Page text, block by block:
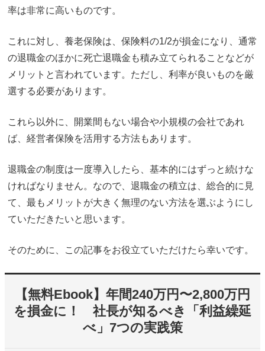
率は非常に高いものです。
これに対し、養老保険は、保険料の1/2が損金になり、通常
の退職金のほかに死亡退職金も積み立てられることなどが
メリットと言われています。ただし、利率が良いものを厳
選する必要があります。
これら以外に、開業間もない場合や小規模の会社であれ
ば、経営者保険を活用する方法もあります。
退職金の制度は一度導入したら、基本的にはずっと続けな
ければなりません。なので、退職金の積立は、総合的に見
て、最もメリットが大きく無理のない方法を選ぶようにし
ていただきたいと思います。
そのために、この記事をお役立ていただけたら幸いです。
【無料Ebook】年間240万円〜2,800万円
を損金に！ 社長が知るべき「利益繰延
べ」7つの実践策